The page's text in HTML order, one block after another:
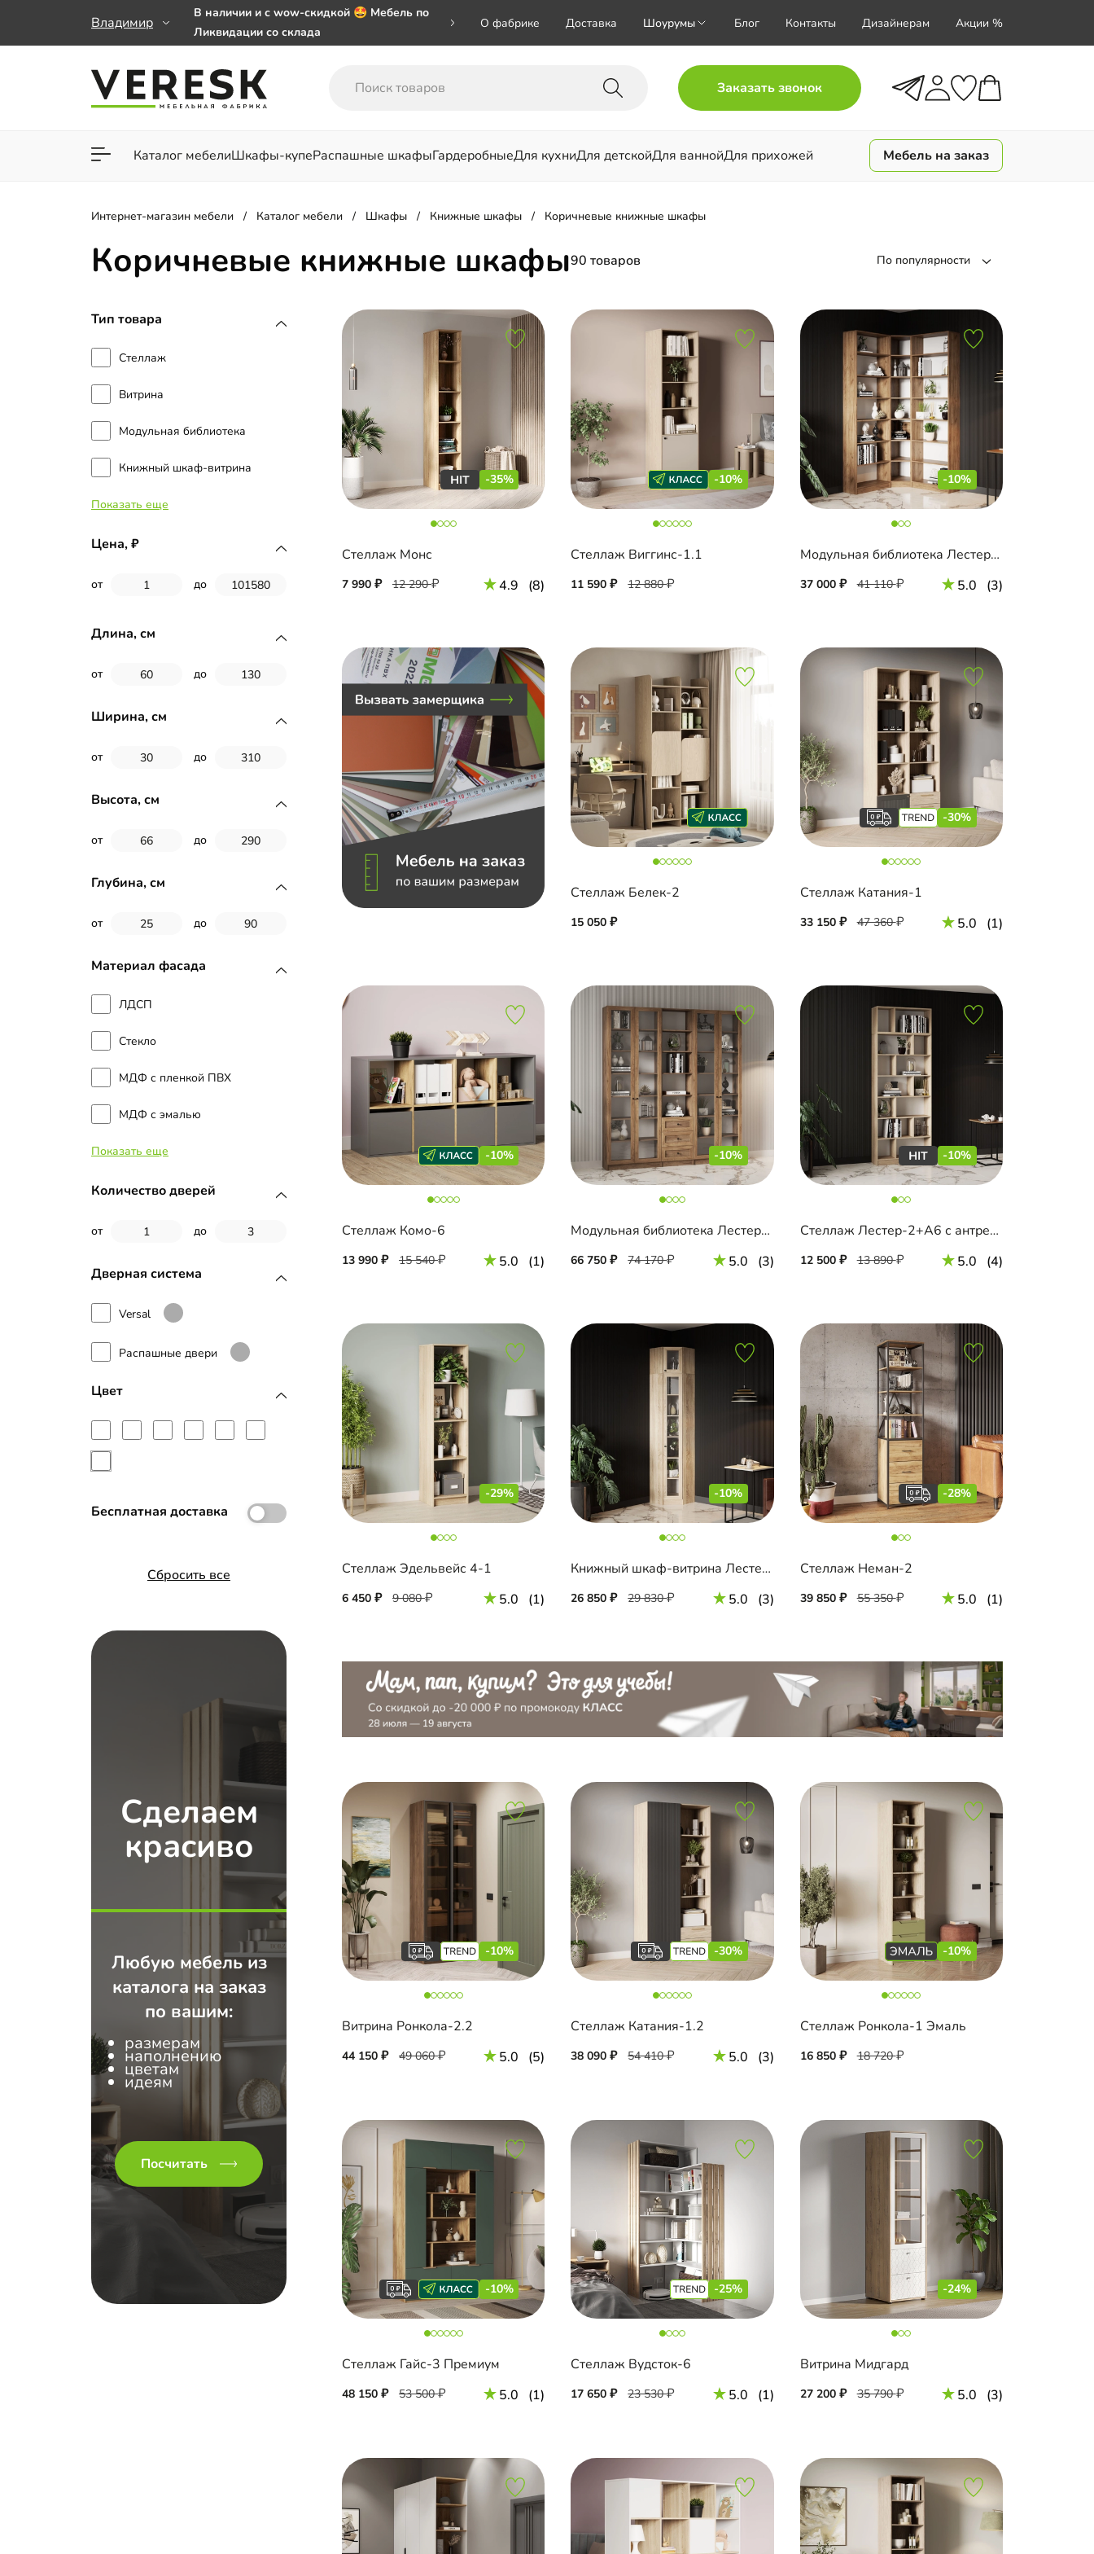
Владимир
В наличии и с wow-скидкой 🤩 Мебель по
Ликвидации со склада
заказе от 50 000 ₽
Важно! Наш Whatsapp переехал на номер
О фабрике Доставка Шоурумы Блог Контакты Дизайнерам Акции %
Заказать звонок
Каталог мебелиШкафы-купеРаспашные шкафыГардеробныеДля кухниДля детскойДля ваннойДля прихожей
Для гостиной Для спальни
Мебель на заказ
Интернет-магазин мебели Каталог мебели Шкафы Книжные шкафы Коричневые книжные шкафы
Коричневые книжные шкафы90 товаров По популярности
Тип товара
Стеллаж
Витрина
Модульная библиотека
Книжный шкаф-витрина
Книжный шкаф-купе
Торцевой стеллаж
Показать еще
Цена,
от до
Длина, см
от до
Ширина, см
от до
Высота, см
от до
Глубина, см
от до
Материал фасада
ЛДСП
Стекло
МДФ с пленкой ПВХ
МДФ с эмалью
Рамка МДФ
Профиль Firmax
Показать еще
Количество дверей
от до
Дверная система
Versal
Распашные двери
Цвет
Бесплатная доставка
Сбросить все
Сделаем
красиво
Любую мебель из
каталога на заказ
по вашим:
размерам
наполнению
цветам
идеям
Посчитать
-35%
Стеллаж Монс
7 990 12 290 4.9 (8)
-10%
Стеллаж Виггинс-1.1
11 590 12 880
-10%
Модульная библиотека Лестер-3
37 000 41 110 5.0 (3)
Стеллаж Белек-2
15 050
-30%
Стеллаж Катания-1
33 150 47 360 5.0 (1)
-10%
Стеллаж Комо-6
13 990 15 540 5.0 (1)
-10%
Модульная библиотека Лестер-5
66 750 74 170 5.0 (3)
-10%
Стеллаж Лестер-2+А6 с антресолью
12 500 13 890 5.0 (4)
-29%
Стеллаж Эдельвейс 4-1
6 450 9 080 5.0 (1)
-10%
Книжный шкаф-витрина Лестер-9+А8 600 с антресолью
26 850 29 830 5.0 (3)
-28%
Стеллаж Неман-2
39 850 55 350 5.0 (1)
-10%
Витрина Ронкола-2.2
44 150 49 060 5.0 (5)
-30%
Стеллаж Катания-1.2
38 090 54 410 5.0 (3)
-10%
Стеллаж Ронкола-1 Эмаль
16 850 18 720
-10%
Стеллаж Гайс-3 Премиум
48 150 53 500 5.0 (1)
-25%
Стеллаж Вудсток-6
17 650 23 530 5.0 (1)
-24%
Витрина Мидгард
27 200 35 790 5.0 (3)